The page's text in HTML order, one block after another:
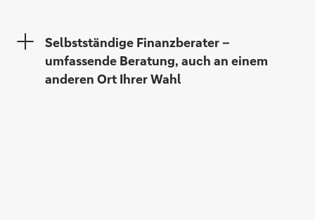
Monika Maier
Selbstständige Finanzberater –
umfassende Beratung, auch an einem
anderen Ort Ihrer Wahl